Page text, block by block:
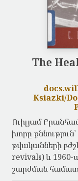
The
Ksiazki/
Ուիլյամ
խորը
թվականների
revivals) և
շարժման